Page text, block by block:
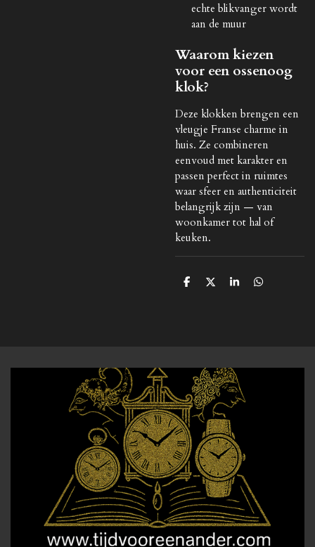
echte blikvanger wordt
aan de muur
Waarom kiezen
voor een ossenoog
klok?
Deze klokken brengen een
vleugje Franse charme in
huis. Ze combineren
eenvoud met karakter en
passen perfect in ruimtes
waar sfeer en authenticiteit
belangrijk zijn — van
woonkamer tot hal of
keuken.
D
D
S
D